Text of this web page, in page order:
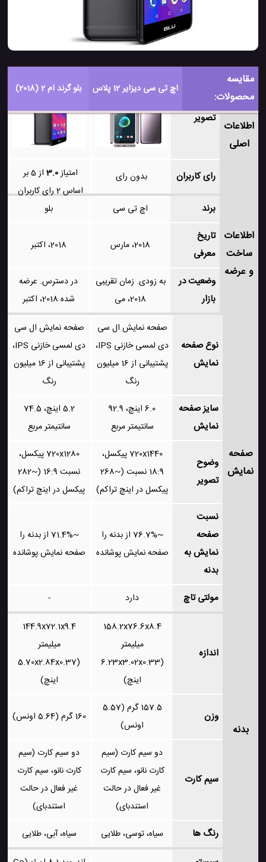
مقایسه
محصولات:
اچ تی سی دیزایر 12 پلاس بلو گرند ام 2 (2018)
اطلاعات
اصلی
تصویر
رای کاربران بدون رای امتیاز3.0
از 5 بر
اساس2رای کاربران
اطلاعات
ساخت
و عرضه
برند اچ تی سی بلو
تاریخ
معرفی
2018، مارس 2018، اکتبر
وضعیت در
بازار
به زودی. زمان تقریبی
2018، می
در دسترس. عرضه
شده 2018، اکتبر
صفحه
نمایش
نوع صفحه
نمایش
صفحه نمایش ال سی
دی لمسی خازنی IPS،
پشتیبانی از 16 میلیون
رنگ
صفحه نمایش ال سی
دی لمسی خازنی IPS،
پشتیبانی از 16 میلیون
رنگ
سایز صفحه
نمایش
6.0 اینچ، 92.9
سانتیمتر مربع
5.2 اینچ، 74.5
سانتیمتر مربع
وضوح
تصویر
720x1440 پیکسل،
18:9 نسبت (~268
پیکسل در اینچ تراکم)
720x1280 پیکسل،
نسبت 16:9 (~282
پیکسل در اینچ تراکم)
نسبت
صفحه
نمایش به
بدنه
~76.7% از بدنه را
صفحه نمایش پوشانده
~71.4% از بدنه را
صفحه نمایش پوشانده
مولتی تاچ دارد -
بدنه
اندازه
158.2x76.6x8.4
میلیمتر
(6.23x3.02x0.33
اینچ)
144.9x72.1x9.4
میلیمتر
(5.70x2.84x0.37
اینچ)
وزن
157.5 گرم (5.57
اونس)
160 گرم (5.64 اونس)
سیم کارت
دو سیم کارت (سیم
کارت نانو، سیم کارت
غیر فعال در حالت
استندبای)
دو سیم کارت (سیم
کارت نانو، سیم کارت
غیر فعال در حالت
استندبای)
رنگ ها سیاه، توسی، طلایی سیاه، آبی، طلایی